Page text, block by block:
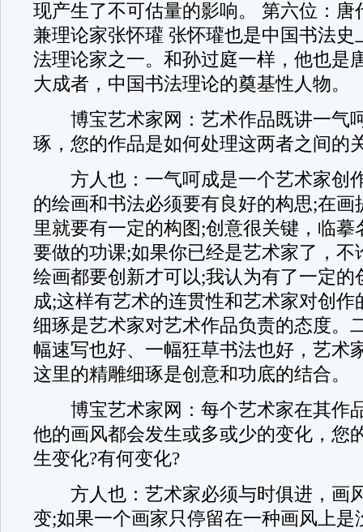
现产生了不可估量的影响。 第六位：唐
兼理论家张怀瓘 张怀瓘也是中国书法史
法理论家之一。和孙过庭一样，他也是
大成者，中国书法理论的奠基性人物。
博宝艺术家网：艺术作品既讲一气
琢，您的作品是如何处理这两者之间的
方人也：一气呵成是一个艺术家创
的绘画和书法必须要有良好的构思;在画
里就要有一定的构图;创意很关键，临摹
要做的功课;如果你已经是艺术家了，不
绘画都要创新才可以;我认为有了一定的
成;这样有艺术的连贯性和艺术家对创作
细琢是艺术家对艺术作品负责的态度。
幅速写也好、一幅狂草书法也好，艺术
这里的精雕细琢是创意和功底的结合。
博宝艺术家网：每个艺术家在其作
他的画风都会发生或多或少的变化，您
生变化?有何变化?
方人也：艺术家必须与时俱进，画
变;如果一个画家只停留在一种画风上是